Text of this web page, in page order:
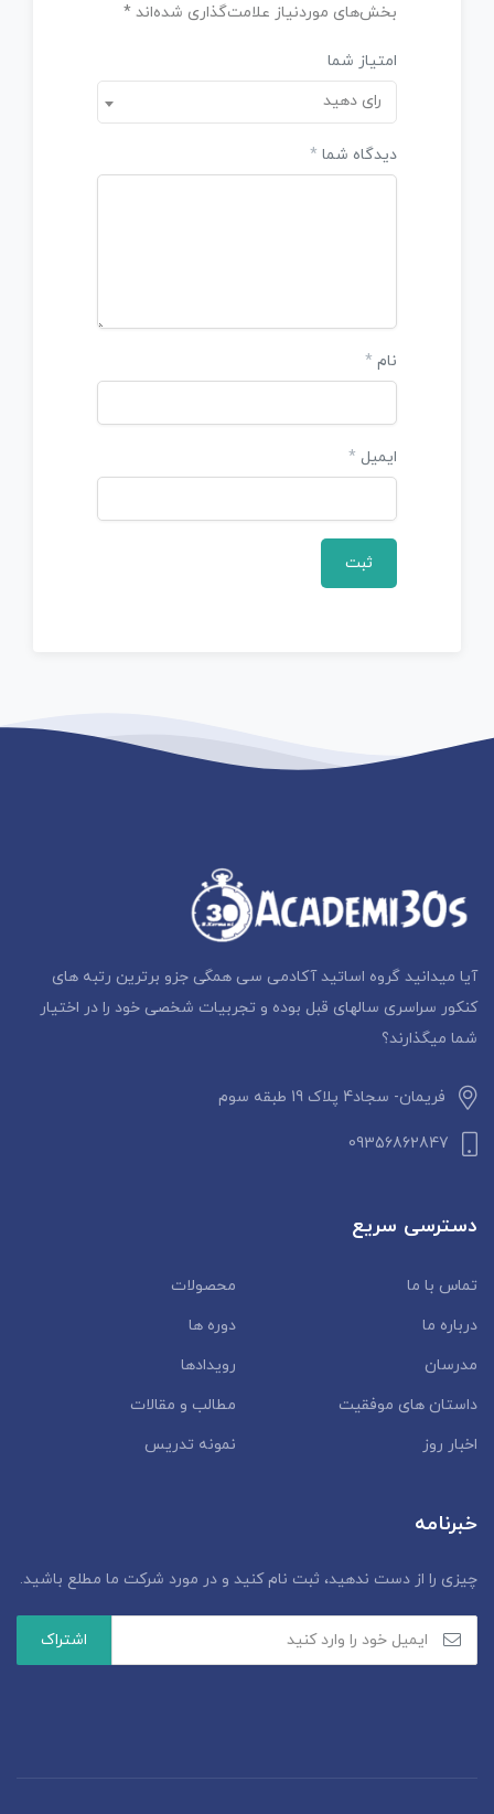
بخش‌های موردنیاز علامت‌گذاری شده‌اند *
امتیاز شما
رای دهید
دیدگاه شما *
نام *
ایمیل *
آیا میدانید گروه اساتید آکادمی سی همگی جزو برترین رتبه های
کنکور سراسری سالهای قبل بوده و تجربیات شخصی خود را در اختیار
شما میگذارند؟
فریمان- سجاد4 پلاک 19 طبقه سوم
09356862847
دسترسی سریع
تماس با ما
محصولات
درباره ما
دوره ها
مدرسان
رویدادها
داستان‌ های موفقیت
مطالب و مقالات
اخبار روز
نمونه تدریس
خبرنامه
چیزی را از دست ندهید، ثبت نام کنید و در مورد شرکت ما مطلع باشید.